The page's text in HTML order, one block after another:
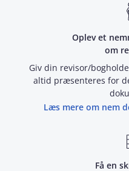
Oplev et
om
Giv din revisor/
altid præsenteres for
Læs mere om nem
Få en